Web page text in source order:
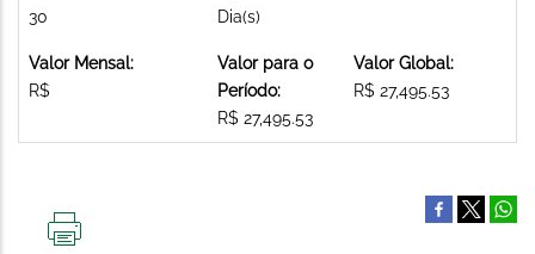
30
Dia(s)
Valor Mensal:
R$
Valor para o
Período:
R$ 27,495.53
Valor Global:
R$ 27,495.53